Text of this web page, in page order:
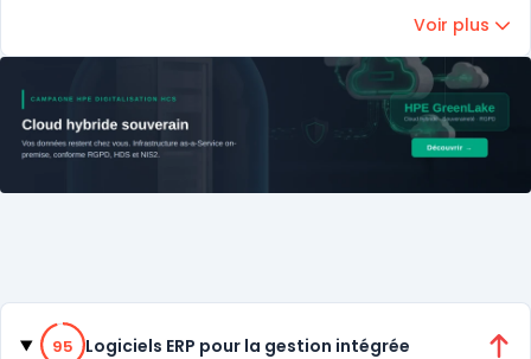
Voir plus
Catégories
95% de compatibilité
95 Logiciels ERP pour la gestion intégrée